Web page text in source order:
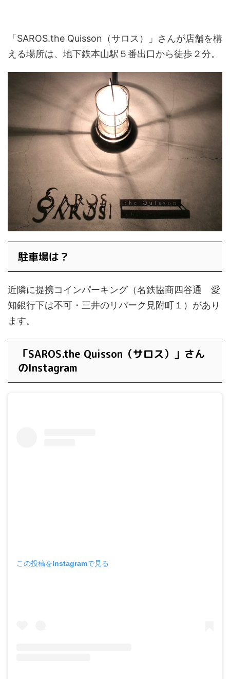
「SAROS.the Quisson（サロス）」さんが店舗を構
える場所は、地下鉄本山駅５番出口から徒歩２分。
駐車場は？
近隣に提携コインパーキング（名鉄協商四谷通 愛
知銀行下は不可・三井のリパーク見附町１）があり
ます。
「SAROS.the Quisson（サロス）」さん
のInstagram
この投稿をInstagramで見る